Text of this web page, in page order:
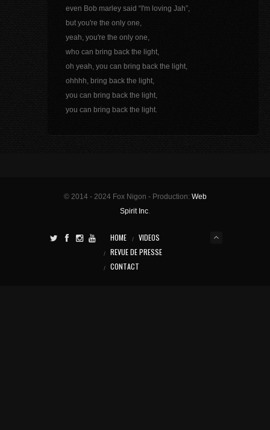
even Bob marley said “I'm loving Jah”,
but you're the only one,
yeah, you're the only one,
who can bring back the light,
oh yeah, you can bring back the light,
ohhhh, bring back the light,
you can bring back the light,
you can bring back the light.
© 2014 - 2024 Fox Nigon - Production: Web
Spirit Inc.
HOME
VIDEOS
REVUE DE PRESSE
CONTACT